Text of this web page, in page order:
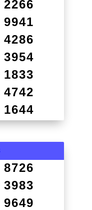
2266
9941
4286
3954
1833
4742
1644
8726
3983
9649